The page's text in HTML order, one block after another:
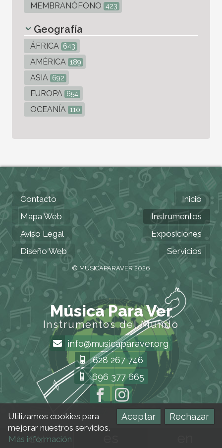
MEMBRANÓFONO 423
Geografía
ÁFRICA 643
AMÉRICA 189
ASIA 692
EUROPA 654
OCEANÍA 110
Contacto
Mapa Web
Aviso Legal
Diseño Web
Inicio
Instrumentos
Exposiciones
Servicios
© MUSICAPARAVER 2026
Música Para Ver
Instrumentos del Mundo
info@musicaparaver.org
628 267 746
696 377 665
eu
Aceptar Rechazar
Utilizamos cookies para
mejorar nuestros servicios.
Más información